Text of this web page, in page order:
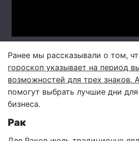
Ранее мы рассказывали о том,
гороскоп указывает на период
возможностей для трех знаков.
помогут выбрать лучшие дни
бизнеса.
Рак